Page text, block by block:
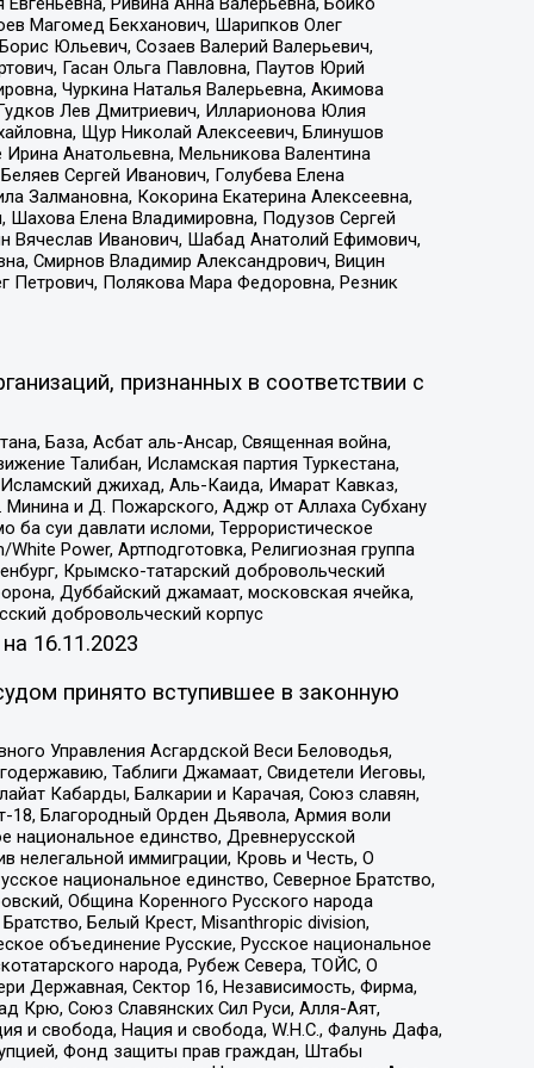
Магомед Бекханович, Шарипков Олег
Юльевич, Созаев Валерий Валерьевич,
Гасан Ольга Павловна, Паутов Юрий
Чуркина Наталья Валерьевна, Акимова
Лев Дмитриевич, Илларионова Юлия
Щур Николай Алексеевич, Блинушов
Анатольевна, Мельникова Валентина
Сергей Иванович, Голубева Елена
Залмановна, Кокорина Екатерина Алексеевна,
Елена Владимировна, Подузов Сергей
Вячеслав Иванович, Шабад Анатолий Ефимович,
Смирнов Владимир Александрович, Вицин
Петрович, Полякова Мара Федоровна, Резник
признанных в соответствии с
База, Асбат аль-Ансар, Священная война,
Талибан, Исламская партия Туркестана,
джихад, Аль-Каида, Имарат Кавказ,
и Д. Пожарского, Аджр от Аллаха Субхану
суи давлати исломи, Террористическое
Power, Артподготовка, Религиозная группа
Крымско-татарский добровольческий
Дуббайский джамаат, московская ячейка,
добровольческий корпус
16.11.2023
принято вступившее в законную
Управления Асгардской Веси Беловодья,
Таблиги Джамаат, Свидетели Иеговы,
Кабарды, Балкарии и Карачая, Союз славян,
18, Благородный Орден Дьявола, Армия воли
национальное единство, Древнерусской
нелегальной иммиграции, Кровь и Честь, О
национальное единство, Северное Братство,
Община Коренного Русского народа
Белый Крест, Misanthropic division,
объединение Русские, Русское национальное
народа, Рубеж Севера, ТОЙС, О
Державная, Сектор 16, Независимость, Фирма,
Крю, Союз Славянских Сил Руси, Алля-Аят,
и свобода, Нация и свобода, W.H.С., Фалунь Дафа,
Фонд защиты прав граждан, Штабы